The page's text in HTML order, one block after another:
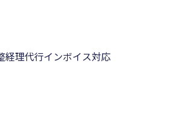
経理代行インボイス対応